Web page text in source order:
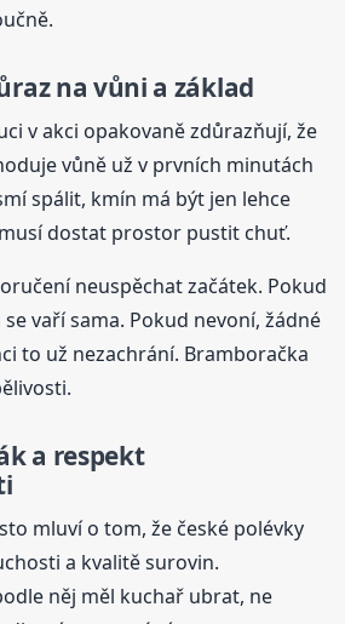
na vůni a základ
v akci opakovaně zdůrazňují, že
vůně už v prvních minutách
spálit, kmín má být jen lehce
dostat prostor pustit chuť.
neuspěchat začátek. Pokud
vaří sama. Pokud nevoní, žádné
to už nezachrání. Bramboračka
a respekt
mluví o tom, že české polévky
a kvalitě surovin.
něj měl kuchař ubrat, ne